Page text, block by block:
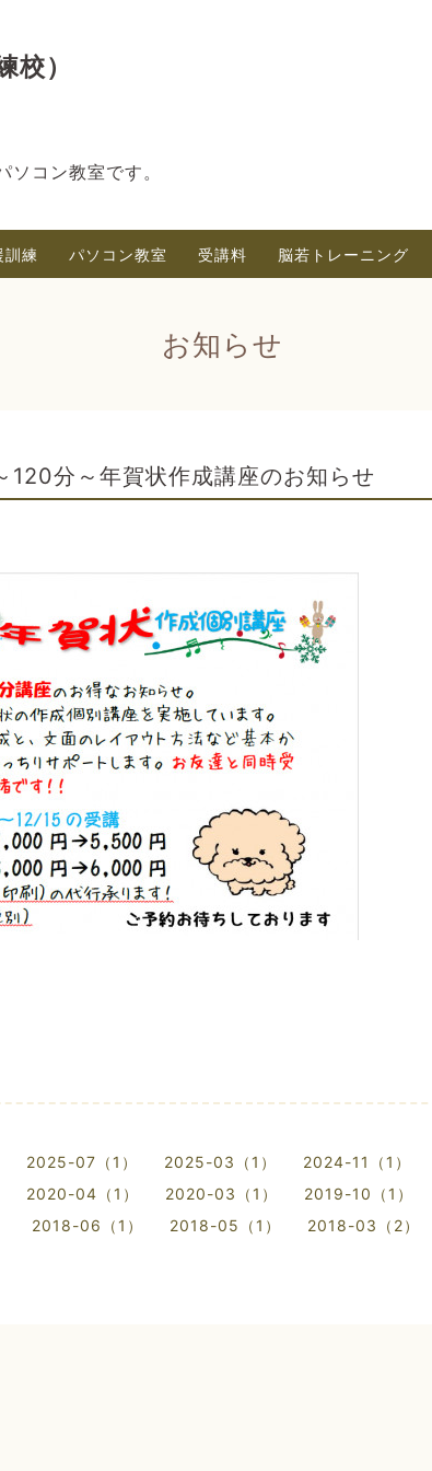
）
コン教室です。
訓練 パソコン教室 受講料 脳若トレーニング
お知らせ
120分～年賀状作成講座のお知らせ
2025-07（1） 2025-03（1） 2024-11（1）
2020-04（1） 2020-03（1） 2019-10（1）
2018-06（1） 2018-05（1） 2018-03（2）